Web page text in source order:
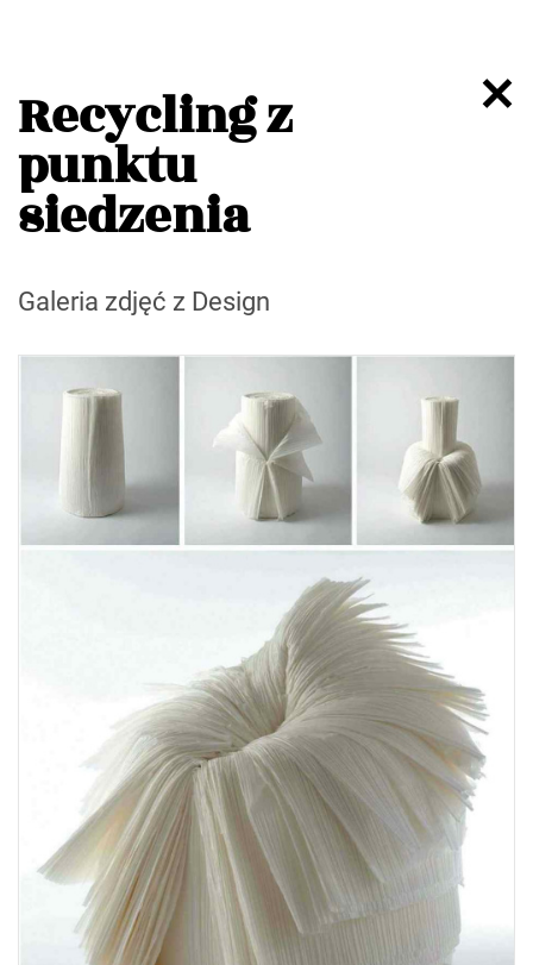
Recycling z
punktu
siedzenia
Galeria zdjęć z Design